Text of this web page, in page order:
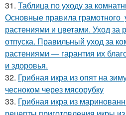
31. Таблица по уходу за
Основные правила грамотного
растениями и цветами. Уход за
отпуска. Правильный уход за
растениями — гарантия их
и здоровья.
32. Грибная икра из опят на
чесноком через мясорубку
33. Грибная икра из